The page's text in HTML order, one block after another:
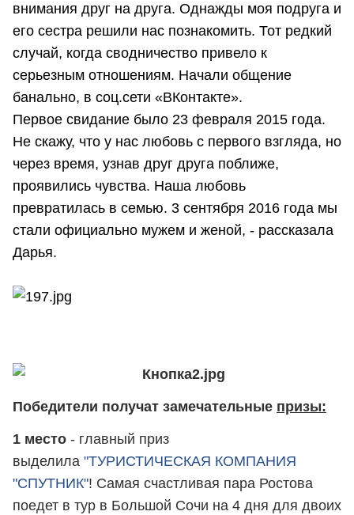
внимания друг на друга. Однажды моя подруга и
его сестра решили нас познакомить. Тот редкий
случай, когда сводничество привело к
серьезным отношениям. Начали общение
банально, в соц.сети «ВКонтакте».
Первое свидание было 23 февраля 2015 года.
Не скажу, что у нас любовь с первого взгляда, но
через время, узнав друг друга поближе,
проявились чувства. Наша любовь
превратилась в семью. 3 сентября 2016 года мы
стали официально мужем и женой, - рассказала
Дарья.
Победители получат замечательные призы:
1 место - главный приз
выделила "ТУРИСТИЧЕСКАЯ КОМПАНИЯ
"СПУТНИК"! Самая счастливая пара Ростова
поедет в тур в Большой Сочи на 4 дня для двоих